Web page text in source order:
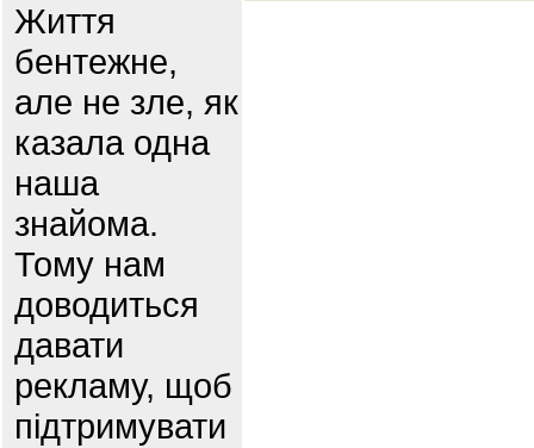
Життя
бентежне,
але не зле, як
казала одна
наша
знайома.
Тому нам
доводиться
давати
рекламу, щоб
підтримувати